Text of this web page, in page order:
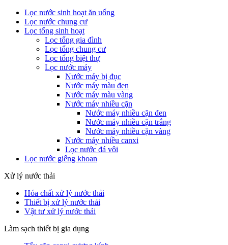
Lọc nước sinh hoạt ăn uống
Lọc nước chung cư
Lọc tổng sinh hoạt
Lọc tổng gia đình
Lọc tổng chung cư
Lọc tổng biệt thự
Lọc nước máy
Nước máy bị đục
Nước máy màu đen
Nước máy màu vàng
Nước máy nhiều cặn
Nước máy nhiều cặn đen
Nước máy nhiều cặn trắng
Nước máy nhiều cặn vàng
Nước máy nhiều canxi
Lọc nước đá vôi
Lọc nước giếng khoan
Xử lý nước thải
Hóa chất xử lý nước thải
Thiết bị xử lý nước thải
Vật tư xử lý nước thải
Làm sạch thiết bị gia dụng